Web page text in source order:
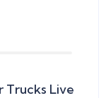
Trucks Live